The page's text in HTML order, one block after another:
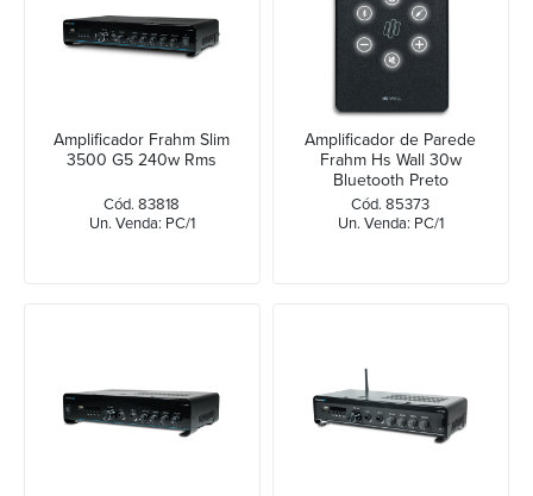
Amplificador Frahm Slim
3500 G5 240w Rms
Cód. 83818
Un. Venda: PC/1
Amplificador de Parede
Frahm Hs Wall 30w
Bluetooth Preto
Cód. 85373
Un. Venda: PC/1